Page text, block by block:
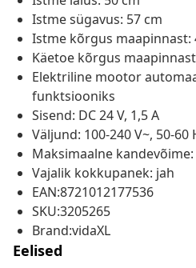
Istme sügavus: 57 cm
Istme kõrgus maapinnast:
Käetoe kõrgus
Elektriline mootor
funktsiooniks
Sisend: DC 24 V, 1,5 A
Väljund: 100-240 V~, 50-60
Maksimaalne kandevõime:
Vajalik kokkupanek: jah
EAN:8721012177536
SKU:3205265
Brand:vidaXL
Eelised